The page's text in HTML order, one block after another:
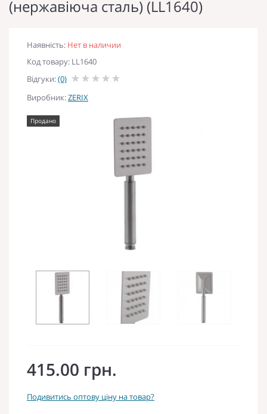
(нержавіюча сталь) (LL1640)
Наявність: Нет в наличии
Код товару: LL1640
Відгуки:(0)
Виробник:ZERIX
Продано
415.00 грн.
Подивитись оптову ціну на товар?